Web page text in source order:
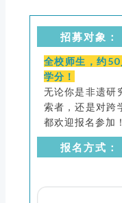
招募对象：
全校师生，约
学分！
无论你是非遗研
索者，还是对跨
都欢迎报名参加！
报名方式：